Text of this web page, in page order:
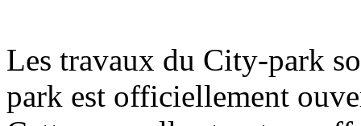
Les travaux du City-park
park est officiellement